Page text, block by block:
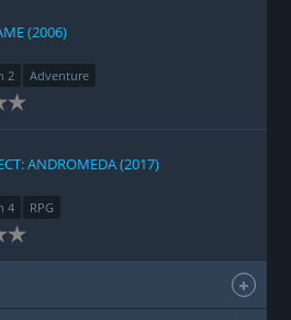
(2006)
2 Adventure
ANDROMEDA (2017)
4 RPG